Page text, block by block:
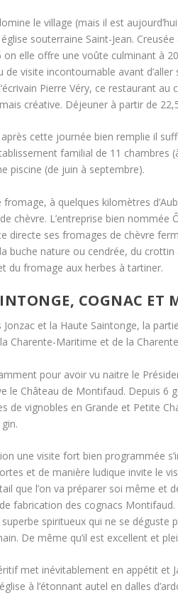
le village (mais il est
église souterraine Saint-Jean.
elle offre une voûte culminant à
de visite incontournable avant
Pierre Véry, ce restaurant
créative. Déjeuner à partir de
cette journée bien remplie il
familial de 11 chambres
piscine (de juin à septembre).
fromage, à quelques kilomètres
chèvre. L’entreprise bien nommée
directe ses fromages de chèvre
buche nature ou cendrée, du
du fromage aux herbes à tartiner.
COGNAC ET
et la Haute Saintonge, la
Charente-Maritime et de la
pour avoir vu naitre le
le Château de Montifaud. Depuis 6
de vignobles en Grande et Petite
une visite fort bien programmée
et de manière ludique invite le
que l’on va préparer soi même et
fabrication des cognacs
spiritueux qui ne se déguste
De même qu’il est excellent et
met inévitablement en appétit et
à l’étonnant autel en dalles